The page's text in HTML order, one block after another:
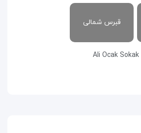
قبرس شمالی
Ali Ocak